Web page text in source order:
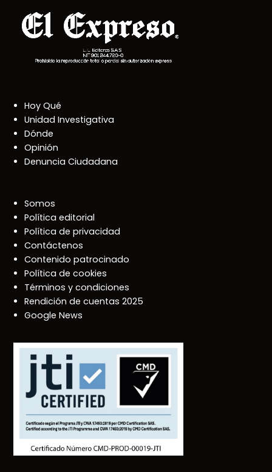
Hoy Qué
Unidad Investigativa
Dónde
Opinión
Denuncia Ciudadana
Somos
Política editorial
Política de privacidad
Contáctenos
Contenido patrocinado
Política de cookies
Términos y condiciones
Rendición de cuentas 2025
Google News